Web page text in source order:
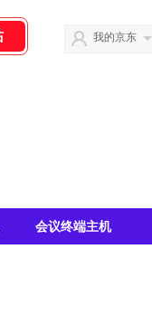
我的京东
会议终端主机